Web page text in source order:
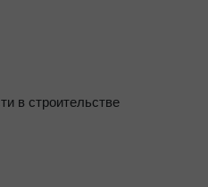
в строительстве